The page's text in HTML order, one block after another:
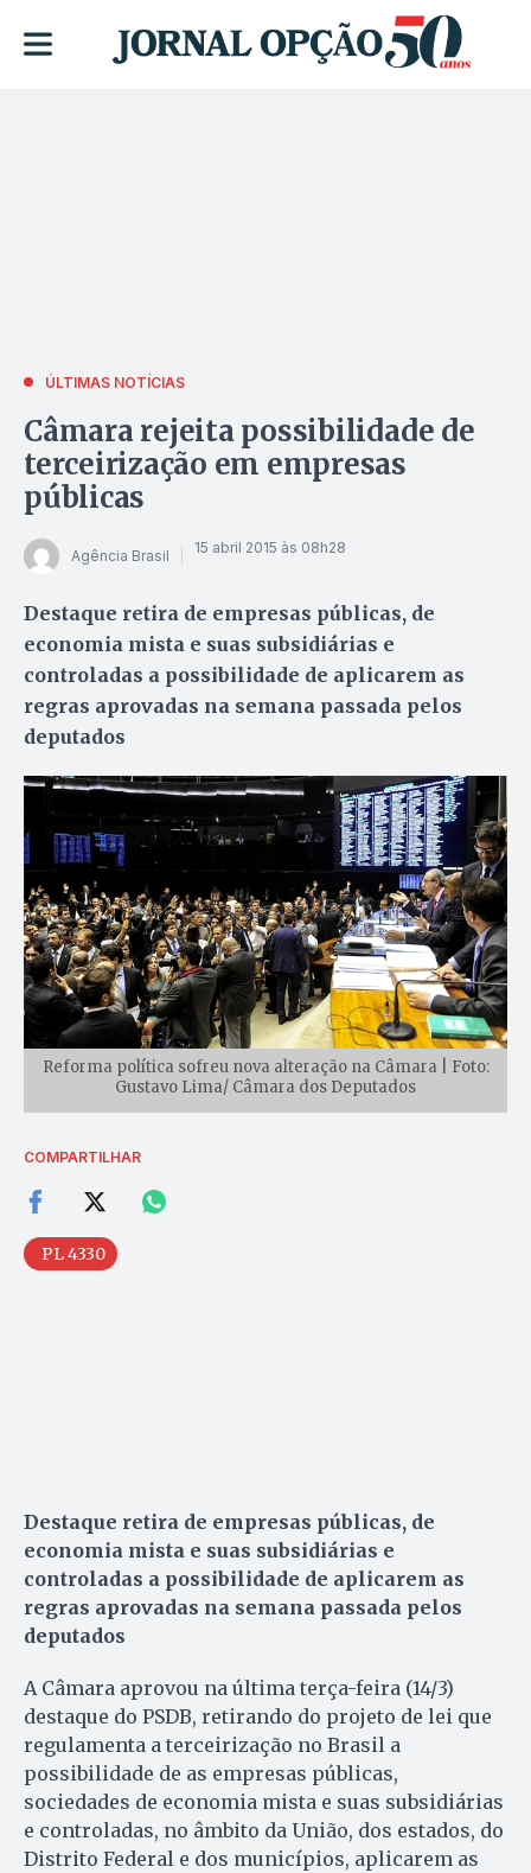
ÚLTIMAS NOTÍCIAS
Câmara rejeita possibilidade de
terceirização em empresas
públicas
Agência Brasil 15 abril 2015 às 08h28
Destaque retira de empresas públicas, de
economia mista e suas subsidiárias e
controladas a possibilidade de aplicarem as
regras aprovadas na semana passada pelos
deputados
Reforma política sofreu nova alteração na Câmara | Foto:
Gustavo Lima/ Câmara dos Deputados
COMPARTILHAR
PL 4330
Destaque retira de empresas públicas, de
economia mista e suas subsidiárias e
controladas a possibilidade de aplicarem as
regras aprovadas na semana passada pelos
deputados
A Câmara aprovou na última terça-feira (14/3)
destaque do PSDB, retirando do projeto de lei que
regulamenta a terceirização no Brasil a
possibilidade de as empresas públicas,
sociedades de economia mista e suas subsidiárias
e controladas, no âmbito da União, dos estados, do
Distrito Federal e dos municípios, aplicarem as